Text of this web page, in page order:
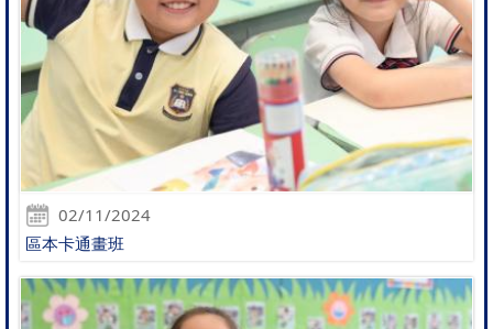
02/11/2024
區本卡通畫班